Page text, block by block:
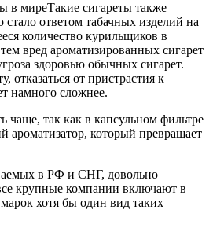
Такие сигареты также
ответом табачных изделий на
количество курильщиков в
вред ароматизированных сигарет
здоровью обычных сигарет.
отказаться от пристрастия к
намного сложнее.
чаще, так как в капсульном фильтре
ароматизатор, который превращает
в РФ и СНГ, довольно
крупные компании включают в
хотя бы один вид таких